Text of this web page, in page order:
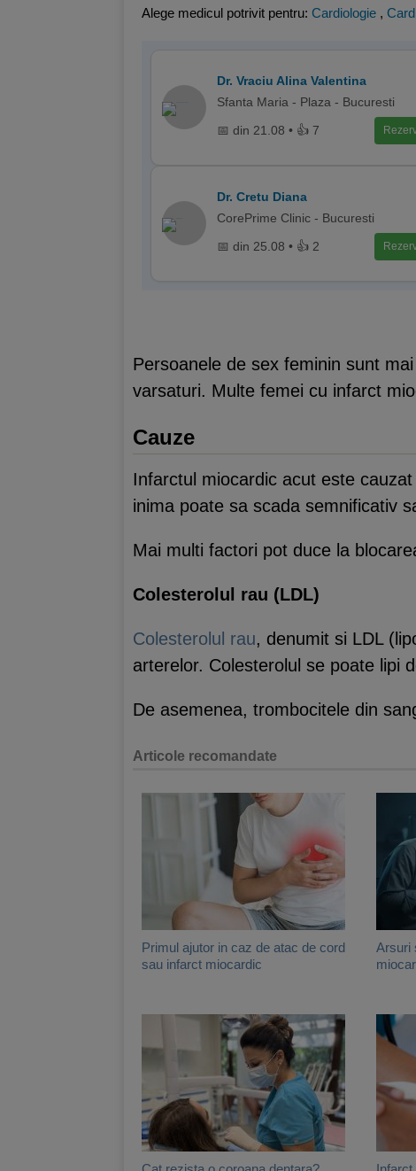
Alege medicul potrivit pentru: Cardiologie ,
Dr. Vraciu Alina Valentina
Sfanta Maria - Plaza - Bucuresti
📅 din 21.08 • 👍 7
Dr. Cretu Diana
CorePrime Clinic - Bucuresti
📅 din 25.08 • 👍 2
Persoanele de sex feminin sunt
varsaturi. Multe femei cu infarct
Cauze
Infarctul miocardic acut este
inima poate sa scada semnificativ
Mai multi factori pot duce la
Colesterolul rau (LDL)
Colesterolul rau, denumit si LDL
arterelor. Colesterolul se poate lipi
De asemenea, trombocitele din
Articole recomandate
Primul ajutor in caz de atac de cord
sau infarct miocardic
Arsuri